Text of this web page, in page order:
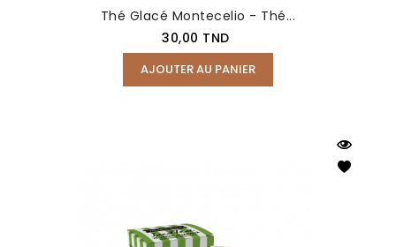
Thé Glacé Montecelio - Thé...
Prix
30,00 TND
AJOUTER AU PANIER